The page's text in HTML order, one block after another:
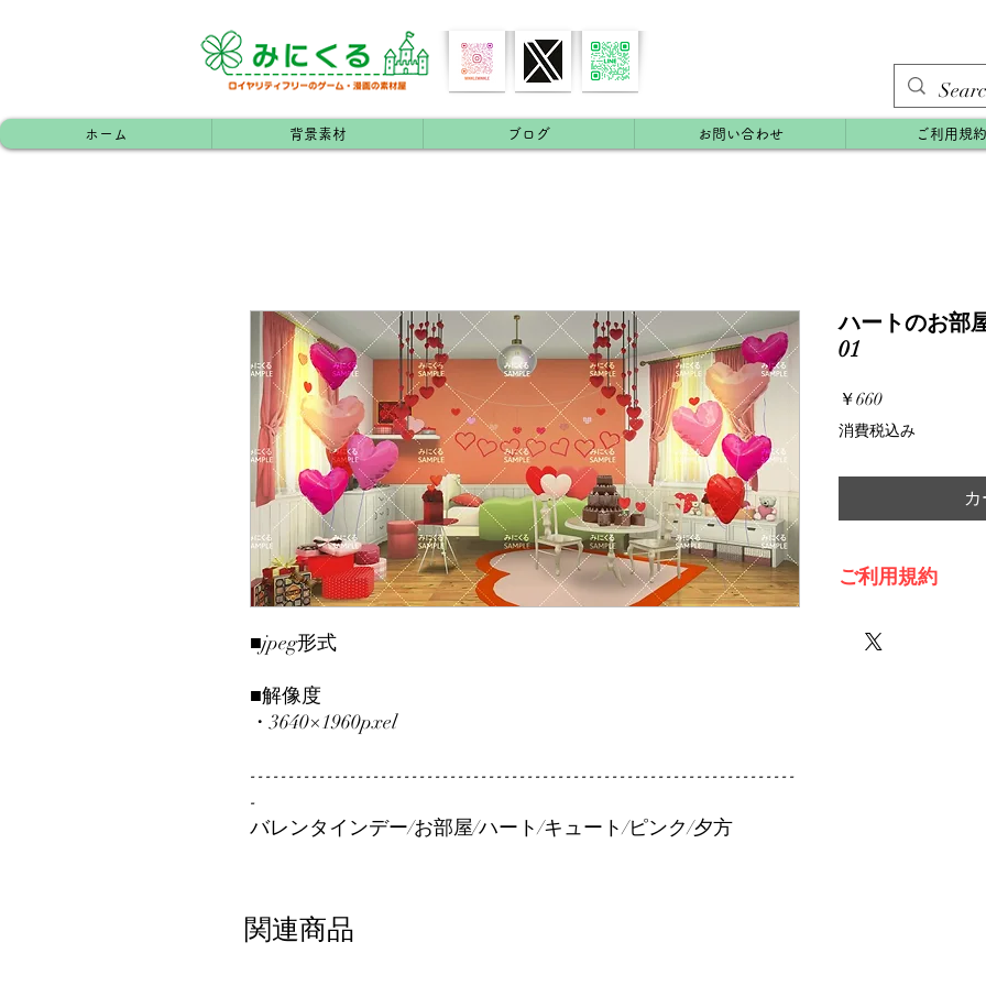
ホーム 背景素材 ブログ お問い合わせ ご利用規約
■jpeg形式
■解像度
・3640×1960pxel
-----------------------------------------------------------------------
-
バレンタインデー/お部屋/ハート/キュート/ピンク/夕方
ハートのお部
01
￥660価
格
消費税込み
ご利用規約
関連商品